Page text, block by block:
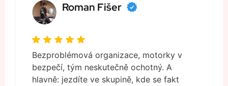
Roman Fišer
Bezproblémová organizace, motorky v
bezpečí, tým neskutečně ochotný. A
hlavně: jezdíte ve skupině, kde se fakt